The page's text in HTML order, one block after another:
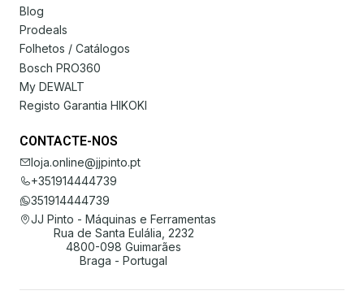
Blog
Prodeals
Folhetos / Catálogos
Bosch PRO360
My DEWALT
Registo Garantia HIKOKI
CONTACTE-NOS
loja.online@jjpinto.pt
+351914444739
351914444739
JJ Pinto - Máquinas e Ferramentas
Rua de Santa Eulália, 2232
4800-098 Guimarães
Braga - Portugal